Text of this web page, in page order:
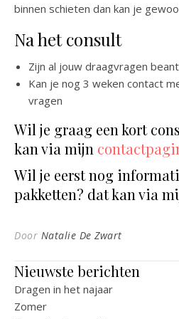
binnen schieten dan kan je
Na het consult
Zijn al jouw draagvragen
Kan je nog 3 weken contact
vragen
Wil je graag een kort
kan via mijn
Wil je eerst nog
pakketten? dat kan via
Door Natalie De Zwart
Nieuwste berichten
Dragen in het najaar
Zomer